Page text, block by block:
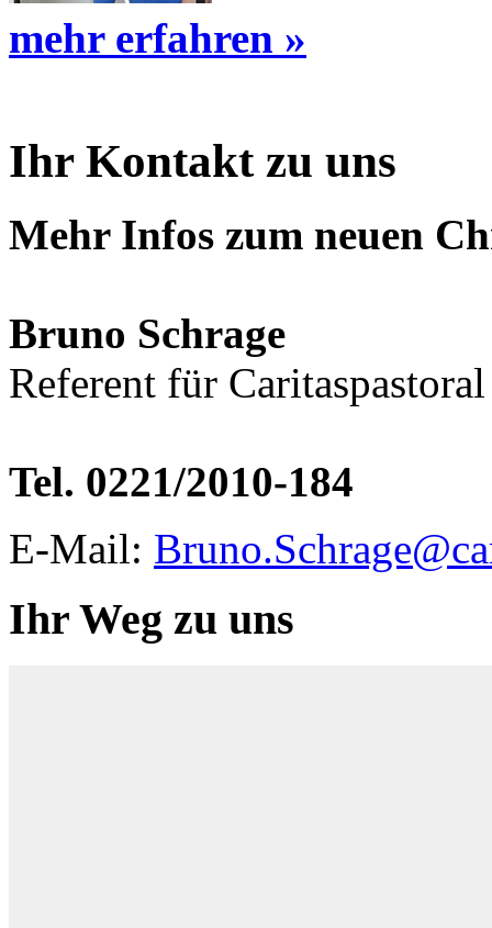
mehr erfahren »
Ihr Kontakt zu uns
Mehr Infos zum neuen
Bruno Schrage
Referent für
Tel. 0221/2010-184
E-Mail:
Ihr Weg zu uns